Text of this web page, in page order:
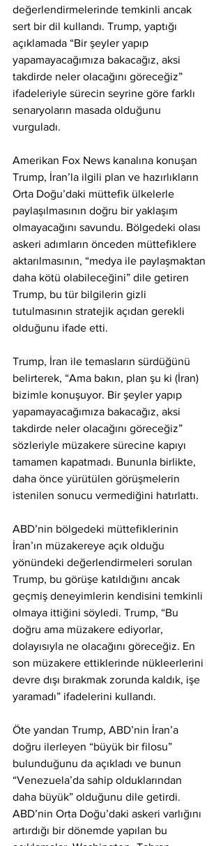
değerlendirmelerinde temkinli ancak
sert bir dil kullandı. Trump, yaptığı
açıklamada “Bir şeyler yapıp
yapamayacağımıza bakacağız, aksi
takdirde neler olacağını göreceğiz”
ifadeleriyle sürecin seyrine göre farklı
senaryoların masada olduğunu
vurguladı.
Amerikan Fox News kanalına konuşan
Trump, İran’la ilgili plan ve hazırlıkların
Orta Doğu’daki müttefik ülkelerle
paylaşılmasının doğru bir yaklaşım
olmayacağını savundu. Bölgedeki olası
askeri adımların önceden müttefiklere
aktarılmasının, “medya ile paylaşmaktan
daha kötü olabileceğini” dile getiren
Trump, bu tür bilgilerin gizli
tutulmasının stratejik açıdan gerekli
olduğunu ifade etti.
Trump, İran ile temasların sürdüğünü
belirterek, “Ama bakın, plan şu ki (İran)
bizimle konuşuyor. Bir şeyler yapıp
yapamayacağımıza bakacağız, aksi
takdirde neler olacağını göreceğiz”
sözleriyle müzakere sürecine kapıyı
tamamen kapatmadı. Bununla birlikte,
daha önce yürütülen görüşmelerin
istenilen sonucu vermediğini hatırlattı.
ABD’nin bölgedeki müttefiklerinin
İran’ın müzakereye açık olduğu
yönündeki değerlendirmeleri sorulan
Trump, bu görüşe katıldığını ancak
geçmiş deneyimlerin kendisini temkinli
olmaya ittiğini söyledi. Trump, “Bu
doğru ama müzakere ediyorlar,
dolayısıyla ne olacağını göreceğiz. En
son müzakere ettiklerinde nükleerlerini
devre dışı bırakmak zorunda kaldık, işe
yaramadı” ifadelerini kullandı.
Öte yandan Trump, ABD’nin İran’a
doğru ilerleyen “büyük bir filosu”
bulunduğunu da açıkladı ve bunun
“Venezuela’da sahip olduklarından
daha büyük” olduğunu dile getirdi.
ABD’nin Orta Doğu’daki askeri varlığını
artırdığı bir dönemde yapılan bu